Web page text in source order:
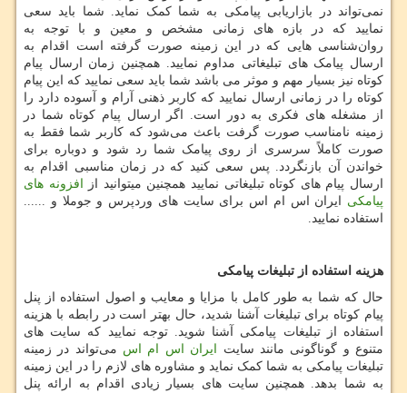
نمی‌تواند در بازاریابی پیامکی به شما کمک نماید. شما باید سعی
نمایید که در بازه‌ های زمانی مشخص و معین و با توجه به
روان‌شناسی هایی که در این زمینه صورت گرفته است اقدام به
ارسال پیامک ‌های تبلیغاتی مداوم نمایید‌‌. همچنین زمان ارسال پیام
کوتاه نیز بسیار مهم و موثر می باشد شما باید سعی نمایید که این پیام
کوتاه را در زمانی ارسال نمایید که کاربر ذهنی آرام و آسوده دارد را
از مشغله‌ های فکری به دور است. اگر ارسال پیام کوتاه شما در
زمینه نامناسب صورت گرفت باعث می‌شود که کاربر شما فقط به
صورت کاملاً سرسری از روی پیامک شما رد شود و دوباره برای
خواندن آن بازنگردد‌. پس سعی کنید که در زمان مناسبی اقدام به
ارسال پیام ‌های کوتاه تبلیغاتی نمایید همچنین میتوانید از
افزونه های
پیامکی ایران اس ام اس برای سایت های وردپرس و جوملا و ......
استفاده نمایید.
هزینه استفاده از تبلیغات پیامکی
حال که شما به طور کامل با مزایا و معایب و اصول استفاده از پنل
پیام کوتاه برای تبلیغات آشنا شدید، حال بهتر است در رابطه با هزینه
استفاده از تبلیغات پیامکی آشنا شوید. توجه نمایید که سایت‌ های
متنوع و گوناگونی مانند سایت
ایران اس ام اس می‌تواند در زمینه
تبلیغات پیامکی به شما کمک نماید و مشاوره‌ های لازم را در این زمینه
به شما بدهد. همچنین سایت های بسیار زیادی اقدام به ارائه پنل